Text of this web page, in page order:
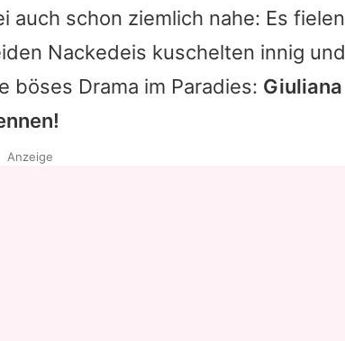
auch schon ziemlich nahe: Es fielen
Nackedeis kuschelten innig und
böses Drama im Paradies: Giuliana
Anzeige